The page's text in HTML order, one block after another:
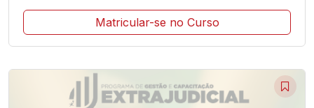
Matricular-se no Curso